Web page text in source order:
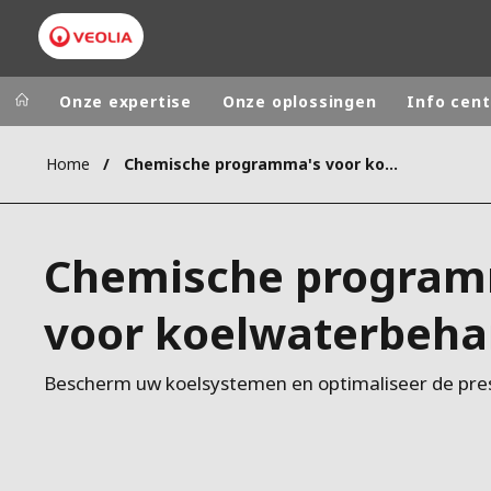
Worldwide Regional
BELGIUM
CHINA
DEUTSCHLAND
Onze expertise Onze oplossingen Info
Home Chemische programma's voor koelwaterbehandeling
Chemische
voor
Bescherm uw koelsystemen en optimaliseer de